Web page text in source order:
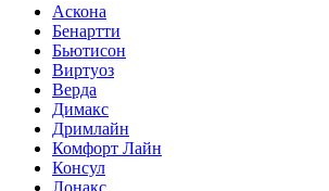
Аскона
Бенартти
Бьютисон
Виртуоз
Верда
Димакс
Дримлайн
Комфорт Лайн
Консул
Лонакс